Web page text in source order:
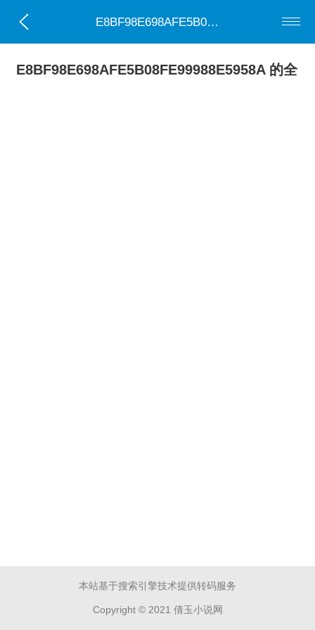
E8BF98E698AFE5B08FE99988E5958A
E8BF98E698AFE5B08FE99988E5958A 的全
本站基于搜索引擎技术提供转码服务
Copyright © 2021 倩玉小说网